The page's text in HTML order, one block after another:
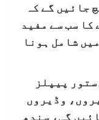
جائیں گے کہ
کا سب سے مفید
شامل ہونا
پیپلز
وڈیروں
گی، سندھ